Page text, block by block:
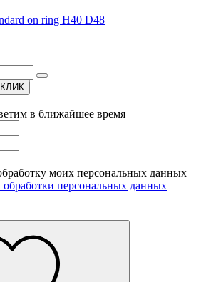
on ring H40 D48
в ближайшее время
моих персональных данных
персональных данных